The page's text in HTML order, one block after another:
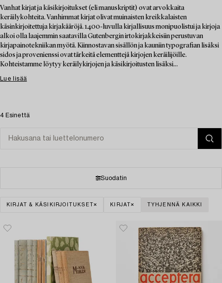
Vanhat kirjat ja käsikirjoitukset (eli manuskriptit) ovat arvokkaita
keräilykohteita. Vanhimmat kirjat olivat muinaisten kreikkalaisten
käsinkirjoitettuja kirjakääröjä. 1400-luvulla kirjallisuus monipuolistui ja kirjoja
alkoi olla laajemmin saatavilla Gutenbergin irtokirjakkeisiin perustuvan
kirjapainotekniikan myötä. Kiinnostavan sisällön ja kauniin typografian lisäksi
sidos ja provenienssi ovat tärkeitä elementtejä kirjojen keräilijöille.
Kohteistamme löytyy keräilykirjojen ja käsikirjoitusten lisäksi...
Lue lisää
4 Esinettä
Suodatin
KIRJAT & KÄSIKIRJOITUKSET KIRJAT TYHJENNÄ KAIKKI